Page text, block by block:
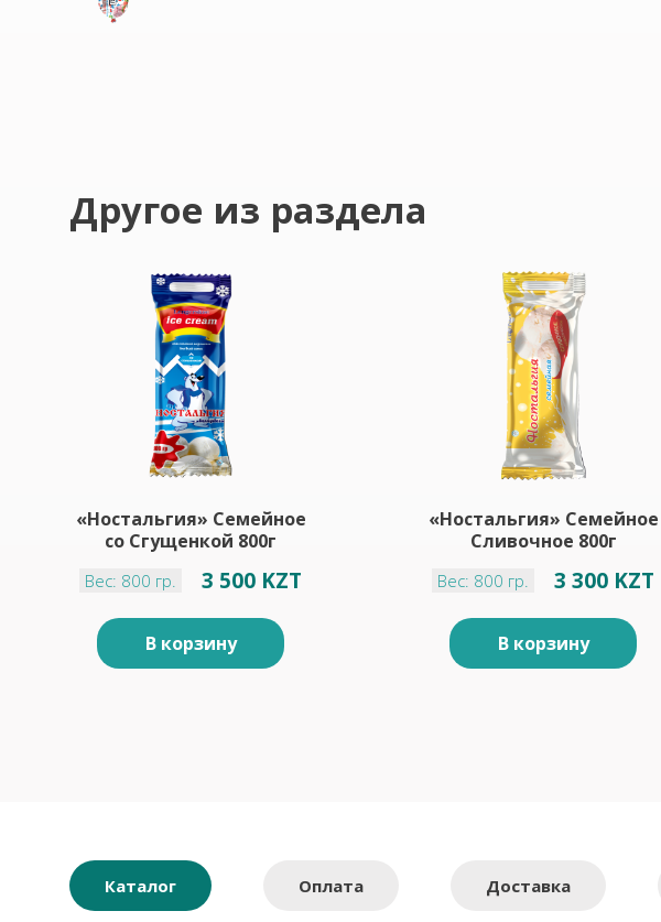
Другое из раздела
«Ностальгия» Семейное
cо Сгущенкой 800г
Вес: 800 гр. 3 500 KZT
В корзину
«Ностальгия» Семейное
Cливочное 800г
Вес: 800 гр. 3 300 KZT
В корзину
Каталог Оплата Доставка